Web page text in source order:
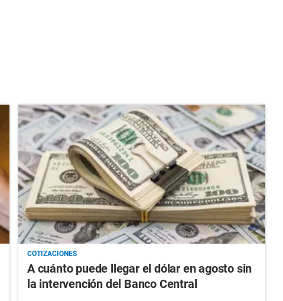
COTIZACIONES
A cuánto puede llegar el dólar en agosto sin
la intervención del Banco Central